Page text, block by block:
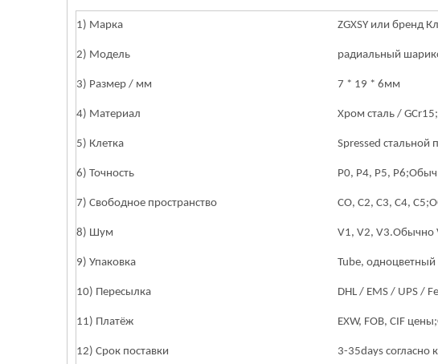
1) Марка ZGXSY или бренд
2) Модель радиальный
3) Размер / мм 7 * 19 * 6мм
4) Материал Хром сталь /
5) Клетка Spressed стальной
6) Точность Р0, Р4, Р5, Р6;
7) Свободное пространство СО, С2, С3, С4, С5;
8) Шум V1, V2, V3.Обычно
9) Упаковка Tube,
10) Пересылка DHL / EMS / UPS /
11) Платёж EXW, FOB, CIF цены;
12) Срок поставки 3-35days согласно